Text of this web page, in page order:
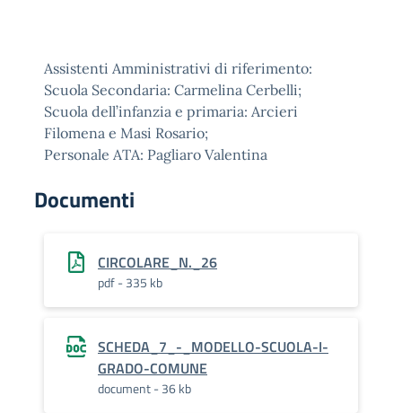
Assistenti Amministrativi di riferimento:
Scuola Secondaria: Carmelina Cerbelli;
Scuola dell’infanzia e primaria: Arcieri
Filomena e Masi Rosario;
Personale ATA: Pagliaro Valentina
Documenti
CIRCOLARE_N._26
pdf - 335 kb
SCHEDA_7_-_MODELLO-SCUOLA-I-
GRADO-COMUNE
document - 36 kb